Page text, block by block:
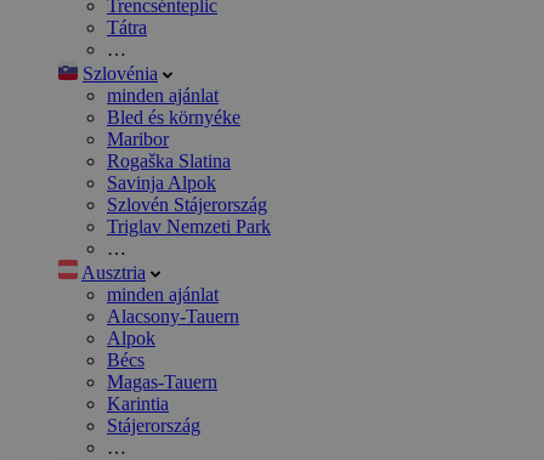
Trencsénteplic
Tátra
…
Szlovénia
minden ajánlat
Bled és környéke
Maribor
Rogaška Slatina
Savinja Alpok
Szlovén Stájerország
Triglav Nemzeti Park
…
Ausztria
minden ajánlat
Alacsony-Tauern
Alpok
Bécs
Magas-Tauern
Karintia
Stájerország
…